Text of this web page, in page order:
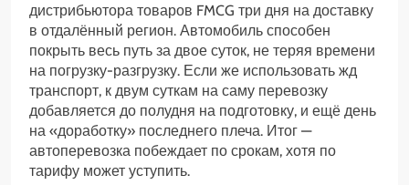
дистрибьютора товаров FMCG три дня на доставку
в отдалённый регион. Автомобиль способен
покрыть весь путь за двое суток, не теряя времени
на погрузку-разгрузку. Если же использовать жд
транспорт, к двум суткам на саму перевозку
добавляется до полудня на подготовку, и ещё день
на «доработку» последнего плеча. Итог —
автоперевозка побеждает по срокам, хотя по
тарифу может уступить.